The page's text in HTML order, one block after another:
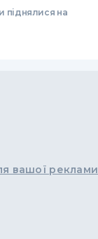
піднялися на
вашої реклами